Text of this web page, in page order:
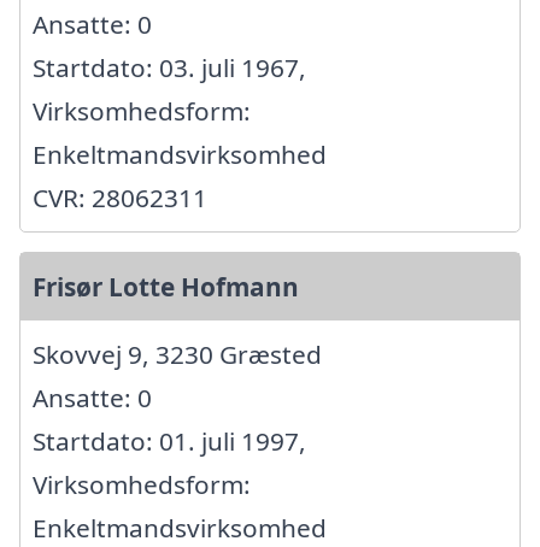
Ansatte: 0
Startdato: 03. juli 1967,
Virksomhedsform:
Enkeltmandsvirksomhed
CVR: 28062311
Frisør Lotte Hofmann
Skovvej 9, 3230 Græsted
Ansatte: 0
Startdato: 01. juli 1997,
Virksomhedsform:
Enkeltmandsvirksomhed